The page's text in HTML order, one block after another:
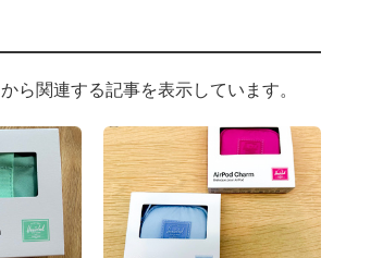
から関連する記事を表示しています。